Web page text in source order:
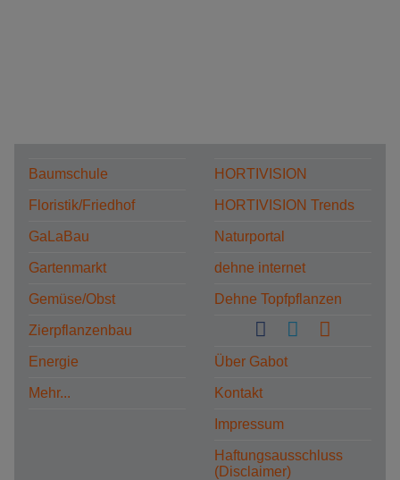
Baumschule
Floristik/Friedhof
GaLaBau
Gartenmarkt
Gemüse/Obst
Zierpflanzenbau
Energie
Mehr...
HORTIVISION
HORTIVISION Trends
Naturportal
dehne internet
Dehne Topfpflanzen
Über Gabot
Kontakt
Impressum
Haftungsausschluss
(Disclaimer)